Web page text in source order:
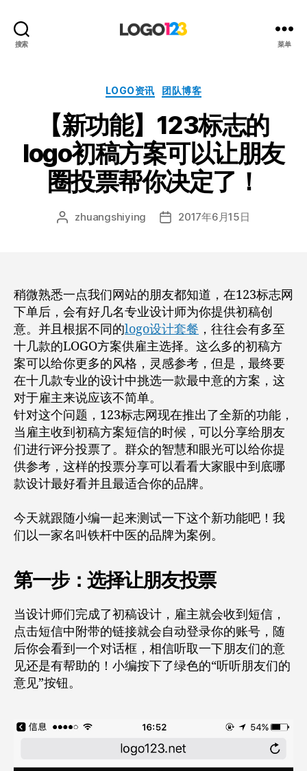
搜索
设
计
博
客
菜单
分
LOGO资讯 团队博客
【新功能】123标志的
logo初稿方案可以让朋友
圈投票帮你决定了！
文 zhuangshiying
发 2017年6月15日
稍微熟悉一点我们网站的朋友都知道，在123标志网
下单后，会有好几名专业设计师为你提供初稿创
意。并且根据不同的logo设计套餐 ，往往会有多至
十几款的LOGO方案供雇主选择。这么多的初稿方
案可以给你更多的风格，灵感参考，但是，最终要
在十几款专业的设计中挑选一款最中意的方案，这
对于雇主来说应该不简单。
针对这个问题，123标志网现在推出了全新的功能，
当雇主收到初稿方案短信的时候，可以分享给朋友
们进行评分投票了。群众的智慧和眼光可以给你提
供参考，这样的投票分享可以看看大家眼中到底哪
款设计最好看并且最适合你的品牌。
今天就跟随小编一起来测试一下这个新功能吧！我
们以一家名叫铁杆中医的品牌为案例。
第一步：选择让朋友投票
当设计师们完成了初稿设计，雇主就会收到短信，
点击短信中附带的链接就会自动登录你的账号，随
后你会看到一个对话框，相信听取一下朋友们的意
见还是有帮助的！小编按下了绿色的“听听朋友们的
意见”按钮。